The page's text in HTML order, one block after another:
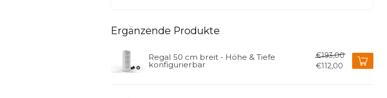
Ergänzende Produkte
Regal 50 cm breit - Höhe & Tiefe
konfigurierbar
€193,00
€112,00